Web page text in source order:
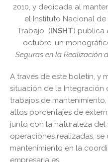
2010, y dedicada al
el Instituto Nacional
Trabajo (INSHT) publica
octubre, un
Seguras en la Realización
A través de este boletín, y
situación de la Integración
trabajos de
altos porcentajes de
junto con la naturaleza
operaciones realizadas,
mantenimiento en la
empresariales.